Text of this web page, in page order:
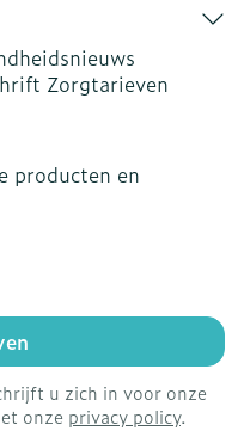
Zorgtarieven
producten en
u zich in voor onze
onze privacy policy.